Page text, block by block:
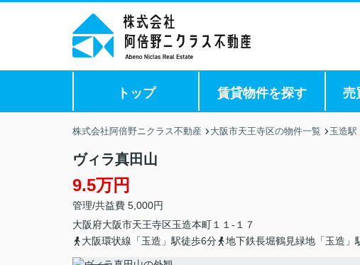
トップ 賃貸物件を探す 売
株式会社阿倍野ニクラス不動産 大阪市天王寺区の物件一覧 玉造駅
ヴィラ真田山
9.5万円
管理/共益費 5,000円
大阪府大阪市天王寺区玉造本町 １１-１７
大阪環状線「玉造」駅徒歩6分
地下鉄長堀鶴見緑地「玉造」